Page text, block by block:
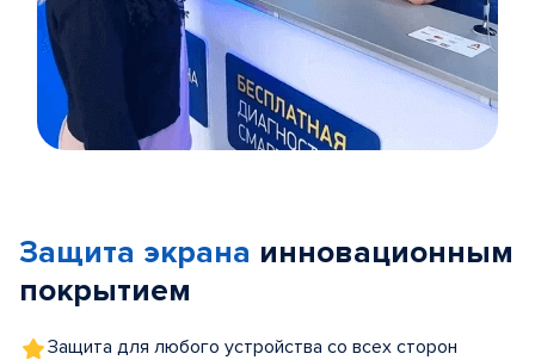
5
Защита экрана инновационным
покрытием
Защита для любого устройства со всех сторон